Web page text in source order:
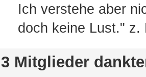
Ich verstehe aber
doch keine Lust." z.
Mitglieder